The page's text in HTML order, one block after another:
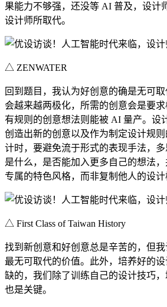
果能力不够强，还没等 AI 普及，设计
设计师所取代。
△ ZENWATER
回到题目，我认为好创意的确是无可
会越来越两极化，所需的创意会是要求
有规则的创意想法则能被 AI 量产。设
创造出新的创意以及作为制定设计规
计时，要避免流于形式的表现手法，
是什么，是否能加入更多自己的想法
专属的特色风格，而非复制他人的设计
△ First Class of Taiwan History
找到新创意和好创意总是辛苦的，但
最无可取代的价值。此外，培养好的
缺的，我们除了训练自己的设计技巧
也是关键。